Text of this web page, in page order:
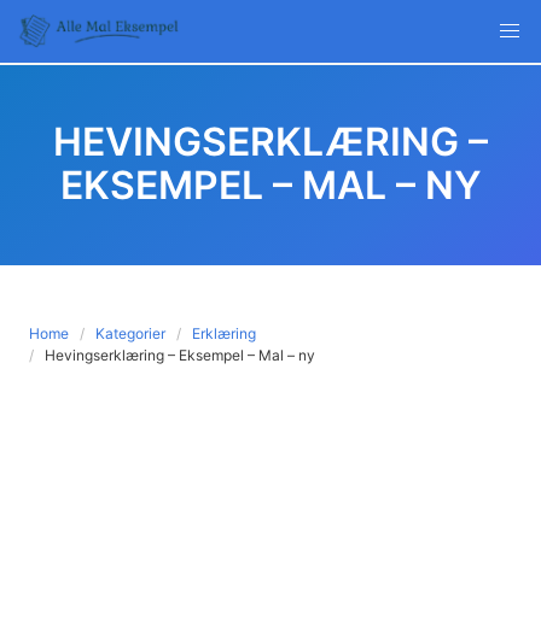
Skip
content
HEVINGSERKLÆRING –
EKSEMPEL – MAL – NY
Home Kategorier
Erklæring
Hevingserklæring – Eksempel – Mal – ny